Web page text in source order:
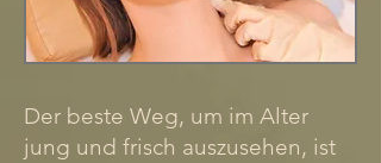
Der beste Weg, um im Alter
jung und frisch auszusehen, ist